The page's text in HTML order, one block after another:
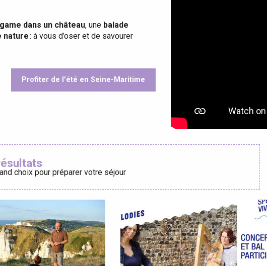
dans un château, une balade
nature: à vous d’oser et de savourer
Profiter de l'été en Seine-Maritime
choix pour préparer votre séjour